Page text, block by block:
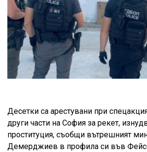
Десетки са арестувани при
други части на София за рекет,
проституция, съобщи вътрешният
Демерджиев в профила си във